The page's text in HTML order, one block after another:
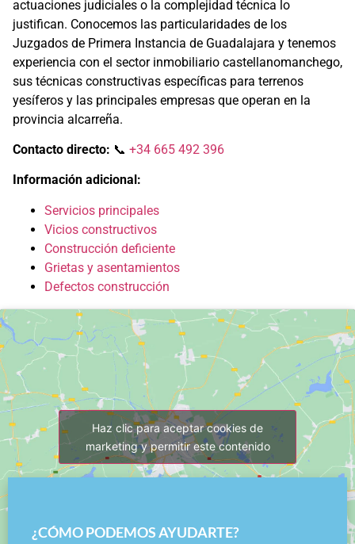
actuaciones judiciales o la complejidad técnica lo
justifican. Conocemos las particularidades de los
Juzgados de Primera Instancia de Guadalajara y tenemos
experiencia con el sector inmobiliario castellanomanchego,
sus técnicas constructivas específicas para terrenos
yesíferos y las principales empresas que operan en la
provincia alcarreña.
Contacto directo: 📞 +34 665 492 396
Información adicional:
Servicios principales
Vicios constructivos
Construcción deficiente
Grietas y asentamientos
Defectos construcción
Haz clic para aceptar cookies de
marketing y permitir este contenido
¿CÓMO PODEMOS AYUDARTE?